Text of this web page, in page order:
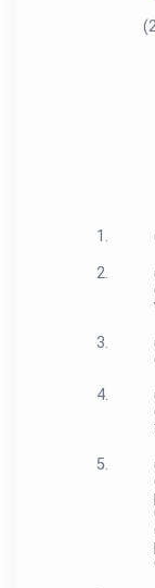
1.
2.
3.
4.
5.